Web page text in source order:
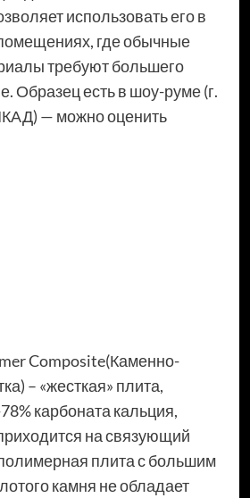
использовать его в
где обычные
требуют большего
Образец есть в шоу-руме (г.
— можно оценить
Composite(Каменно-
– «жесткая» плита,
карбоната кальция,
на связующий
плита с большим
камня не обладает